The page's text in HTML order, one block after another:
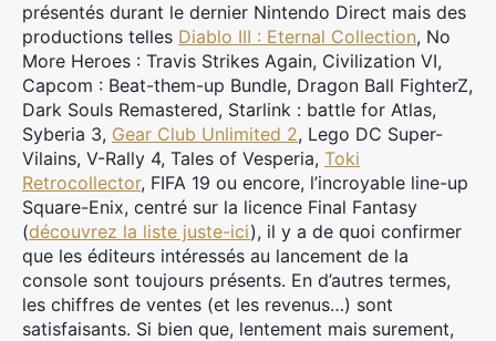
présentés durant le dernier Nintendo Direct mais des
productions telles Diablo III : Eternal Collection, No
More Heroes : Travis Strikes Again, Civilization VI,
Capcom : Beat-them-up Bundle, Dragon Ball FighterZ,
Dark Souls Remastered, Starlink : battle for Atlas,
Syberia 3, Gear Club Unlimited 2, Lego DC Super-
Vilains, V-Rally 4, Tales of Vesperia, Toki
Retrocollector, FIFA 19 ou encore, l’incroyable line-up
Square-Enix, centré sur la licence Final Fantasy
(découvrez la liste juste-ici), il y a de quoi confirmer
que les éditeurs intéressés au lancement de la
console sont toujours présents. En d’autres termes,
les chiffres de ventes (et les revenus…) sont
satisfaisants. Si bien que, lentement mais surement,